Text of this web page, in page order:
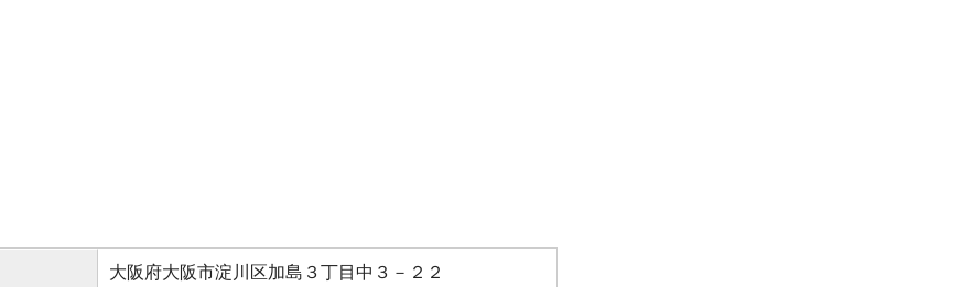
大阪府大阪市淀川区加島３丁目中３－２２